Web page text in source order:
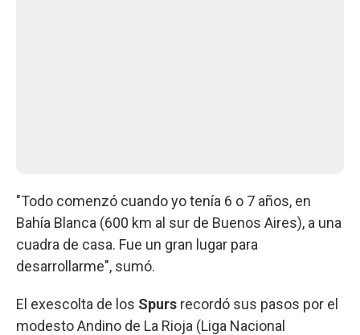
"Todo comenzó cuando yo tenía 6 o 7 años, en
Bahía Blanca (600 km al sur de Buenos Aires), a una
cuadra de casa. Fue un gran lugar para
desarrollarme", sumó.
El exescolta de los Spurs recordó sus pasos por el
modesto Andino de La Rioja (Liga Nacional